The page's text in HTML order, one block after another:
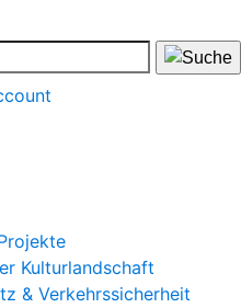
Kulturlandschaft
& Verkehrssicherheit